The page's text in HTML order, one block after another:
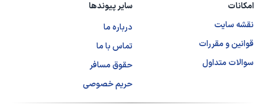
امکانات
نقشه سایت
قوانین و مقررات
سوالات متداول
سایر پیوندها
درباره ما
تماس با ما
حقوق مسافر
حریم خصوصی